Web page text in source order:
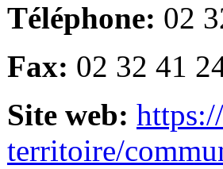
Téléphone: 02
Fax: 02 32 41
Site web:
territoire/